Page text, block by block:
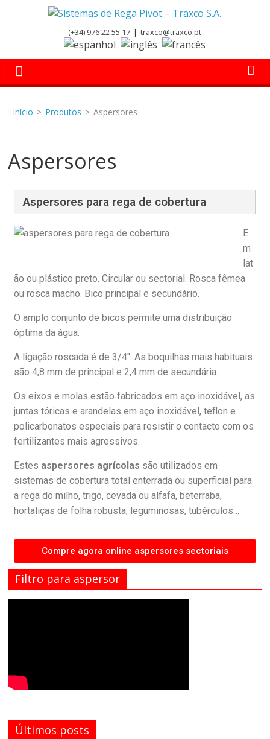
(+34) 976 22 55 17 | traxco@traxco.pt
Início > Produtos > Aspersores
Aspersores
Aspersores para rega de cobertura
E
m
lat
ão ou plástico preto. Circular ou sectorial. Rosca fêmea
ou rosca macho. Bico principal e secundário.
O amplo conjunto de bicos permite uma distribuição
óptima da água.
A ligação roscada é de 3/4″. As boquilhas mais habituais
são 4,8 mm de principal e 2,4 mm de secundária.
Os eixos e molas estão fabricados em aço inoxidável, as
juntas tóricas e arandelas em aço inoxidável, teflon e
policarbonatos especiais para resistir o contacto com os
fertilizantes mais agressivos.
Estes aspersores agrícolas são utilizados em
sistemas de cobertura total enterrada ou superficial para
a rega do milho, trigo, cevada ou alfafa, beterraba,
hortaliças de folha robusta, leguminosas, tubérculos…
Compre agora online aspersores sectoriais
Filtro para aspersor
Últimos posts